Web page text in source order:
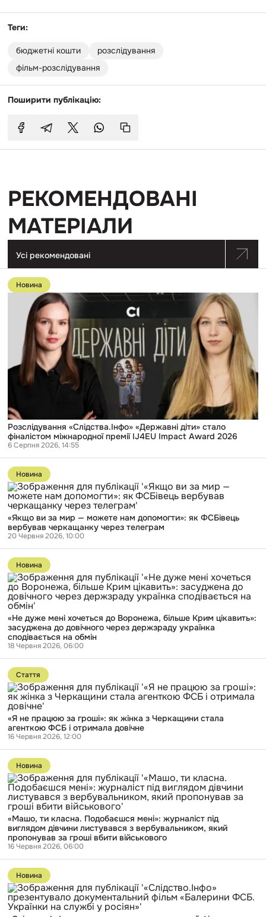
Теги:
бюджетні кошти
розслідування
фільм-розслідування
Поширити публікацію:
РЕКОМЕНДОВАНІ
МАТЕРІАЛИ
Усі рекомендовані
Перейти
до
публікації
Розслідування
«Слідства.Інфо»
«Державні
стало
фіналістом
міжнародної
премії
IJ4EU
Impact
2026
Новина
Розслідування «Слідства.Інфо» «Державні діти» стало
фіналістом міжнародної премії IJ4EU Impact Award 2026
6 Серпня 2026, 14:55
Перейти
до
публікації
«Якщо
ви
за
мир
можете
нам
допомогти»:
як
ФСБівець
вербував
черкащанку
через
телеграм
Новина
«Якщо ви за мир — можете нам допомогти»: як ФСБівець
вербував черкащанку через телеграм
20 Червня 2026, 10:00
Перейти
до
публікації
«Не
дуже
мені
хочеться
до
Воронежа,
більше
Крим
цікавить»:
засуджена
до
довічного
через
держзраду
українка
сподівається
на
обмін
Новина
«Не дуже мені хочеться до Воронежа, більше Крим цікавить»:
засуджена до довічного через держзраду українка
сподівається на обмін
18 Червня 2026, 06:00
Перейти
до
публікації
«Я
не
працюю
за
гроші»:
як
жінка
Черкащини
стала
агенткою
ФСБ
отримала
довічне
Стаття
«Я не працюю за гроші»: як жінка з Черкащини стала
агенткою ФСБ і отримала довічне
16 Червня 2026, 12:00
Перейти
до
публікації
«Машо,
ти
класна.
Подобаєшся
мені»:
журналіст
під
виглядом
дівчини
листувався
вербувальником,
який
пропонував
Новина
«Машо, ти класна. Подобаєшся мені»: журналіст під
виглядом дівчини листувався з вербувальником, який
пропонував за гроші вбити військового
16 Червня 2026, 06:00
Перейти
до
публікації
«Слідство.Інфо»
презентувало
документальний
Новина